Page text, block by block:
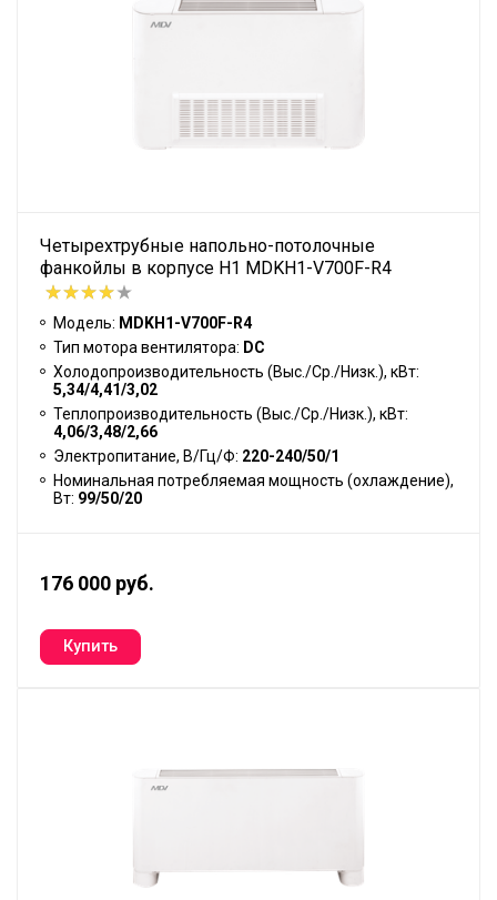
Четырехтрубные напольно-потолочные
фанкойлы в корпусе H1 MDKH1-V700F-R4
Модель: MDKH1-V700F-R4
Тип мотора вентилятора: DC
Холодопроизводительность (Выс./Ср./Низк.), кВт:
5,34/4,41/3,02
Теплопроизводительность (Выс./Ср./Низк.), кВт:
4,06/3,48/2,66
Электропитание, В/Гц/Ф: 220-240/50/1
Номинальная потребляемая мощность (охлаждение),
Вт: 99/50/20
176 000 руб.